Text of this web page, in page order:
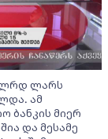
ლარს
ამ
ბანკის მიერ
და მესამე